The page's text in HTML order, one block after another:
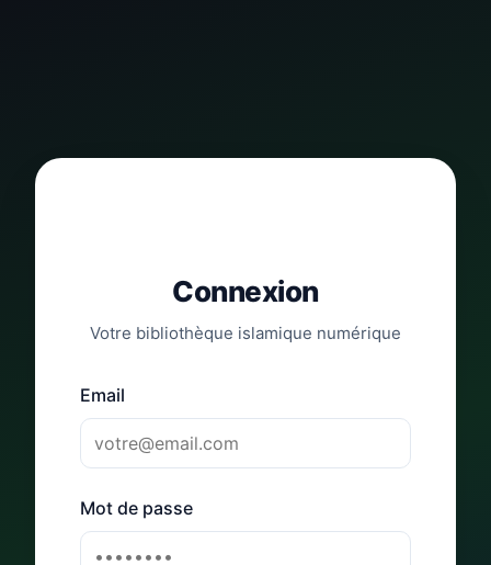
Connexion
Votre bibliothèque islamique numérique
Email
Mot de passe